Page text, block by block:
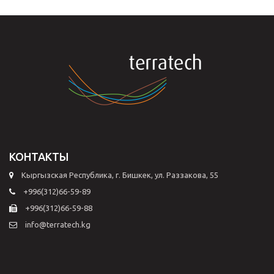
КОНТАКТЫ
Кыргызская Республика, г. Бишкек, ул. Раззакова, 55
+996(312)66-59-89
+996(312)66-59-88
info@terratech.kg